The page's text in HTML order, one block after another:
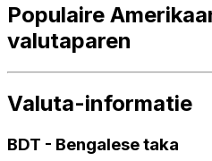
Populaire
valutaparen
Valuta-informatie
BDT - Bengalese taka